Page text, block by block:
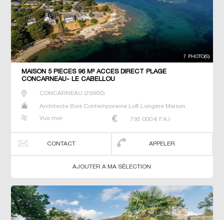
7 PHOTO(S)
MAISON 5 PIECES 96 M² ACCES DIRECT PLAGE
CONCARNEAU- LE CABELLOU
CONCARNEAU (29900)
Architecte Bois Contemporaine Loft Longère Maison
Vue mer
795 000 € F.A.I
CONTACT APPELER
AJOUTER A MA SÉLECTION